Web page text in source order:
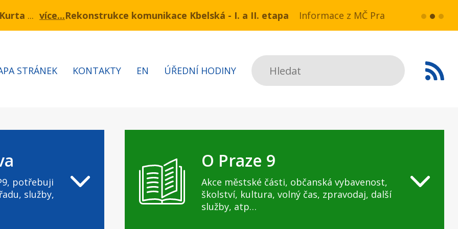
3.7 – 7.8.2026 bude probíhat obnova kabelů VN a NN v ul. Drahobejlova,
komunikace Kbelská - I. a II. etapa Informace z MČ Praha 9:Havarijní stav ulice Kbelská (úsek
více... HAVARIJNÍ
Hledat
STRÁNEK KONTAKTY EN ÚŘEDNÍ HODINY
potřebuji
služby,
O Praze 9
Akce městské části, občanská vybavenost,
školství, kultura, volný čas, zpravodaj, další
služby, atp…